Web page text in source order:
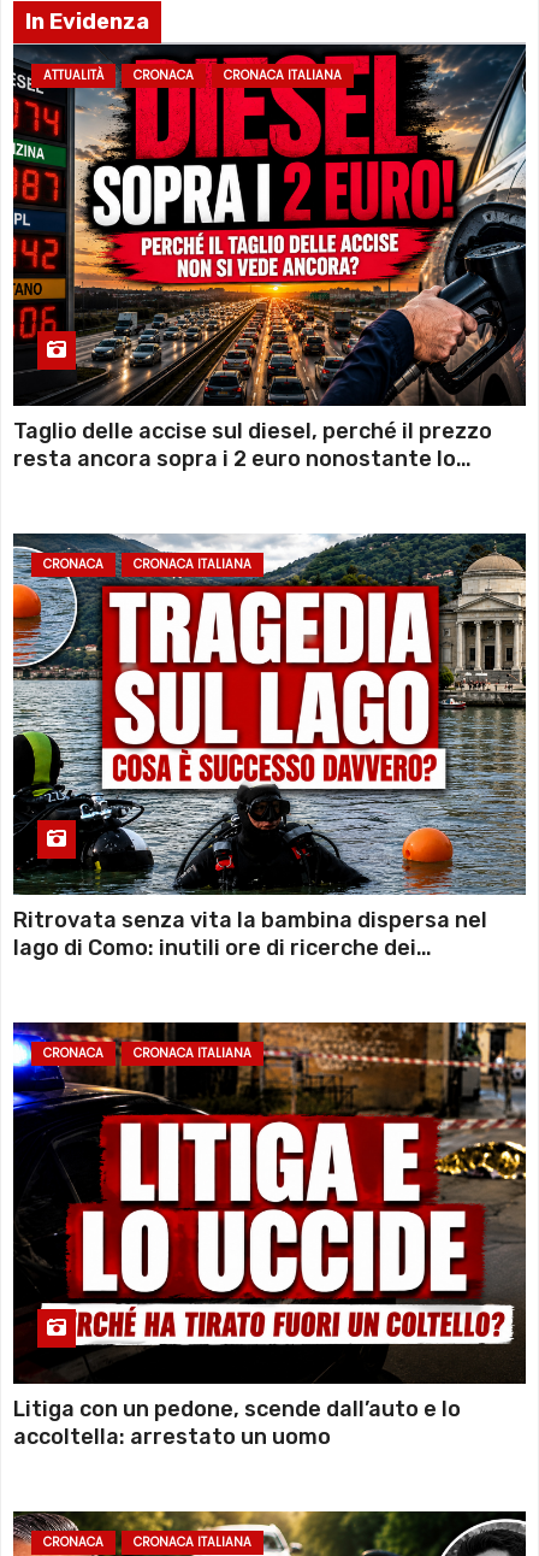
In Evidenza
ATTUALITÀ CRONACA CRONACA ITALIANA
Taglio delle accise sul diesel, perché il prezzo
resta ancora sopra i 2 euro nonostante lo
CRONACA CRONACA ITALIANA
Ritrovata senza vita la bambina dispersa nel
lago di Como: inutili ore di ricerche dei
CRONACA CRONACA ITALIANA
Litiga con un pedone, scende dall’auto e lo
accoltella: arrestato un uomo
CRONACA CRONACA ITALIANA